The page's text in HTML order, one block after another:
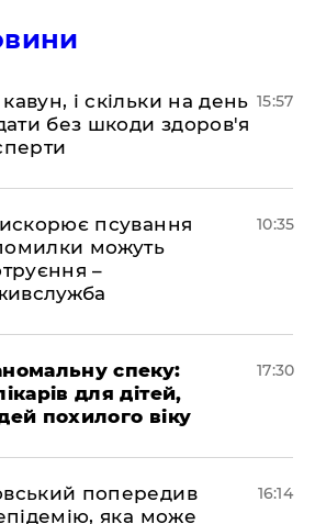
і скільки на день
без шкоди здоров'я
15:57
псування
можуть
–
10:35
спеку:
для дітей,
похилого віку
17:30
попередив
яка може
16:14